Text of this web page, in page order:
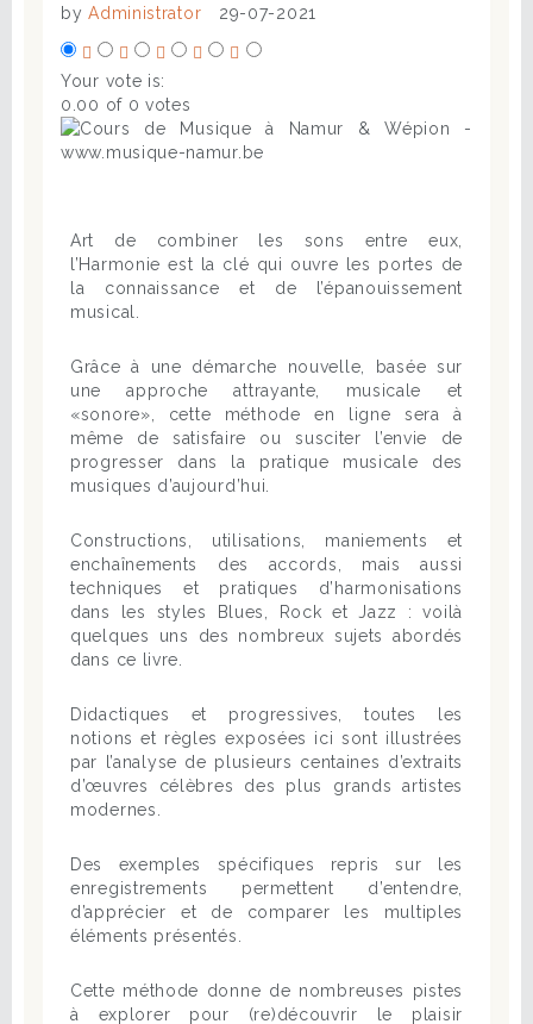
byAdministrator 29-07-2021
Your vote is:
0.00 of 0 votes
Art de combiner les sons entre eux,
l’Harmonie est la clé qui ouvre les portes de
la connaissance et de l’épanouissement
musical.
Grâce à une démarche nouvelle, basée sur
une approche attrayante, musicale et
«sonore», cette méthode en ligne sera à
même de satisfaire ou susciter l’envie de
progresser dans la pratique musicale des
musiques d’aujourd’hui.
Constructions, utilisations, maniements et
enchaînements des accords, mais aussi
techniques et pratiques d’harmonisations
dans les styles Blues, Rock et Jazz : voilà
quelques uns des nombreux sujets abordés
dans ce livre.
Didactiques et progressives, toutes les
notions et règles exposées ici sont illustrées
par l’analyse de plusieurs centaines d’extraits
d’œuvres célèbres des plus grands artistes
modernes.
Des exemples spécifiques repris sur les
enregistrements permettent d’entendre,
d’apprécier et de comparer les multiples
éléments présentés.
Cette méthode donne de nombreuses pistes
à explorer pour (re)découvrir le plaisir